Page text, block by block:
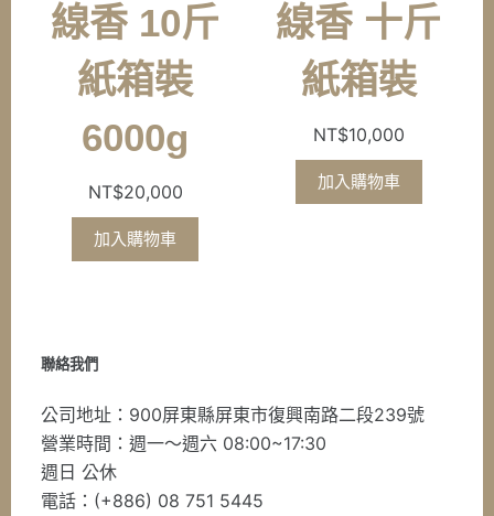
線香 10斤
紙箱裝
6000g
NT$20,000
加入購物車
線香 十斤
紙箱裝
NT$10,000
加入購物車
聯絡我們
公司地址：900屏東縣屏東市復興南路二段239號
營業時間：週一～週六 08:00~17:30
週日 公休
電話：(+886) 08 751 5445